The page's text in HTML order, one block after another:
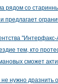
рядом со
предлагает
тем, кто
сможет
нужно дразнить